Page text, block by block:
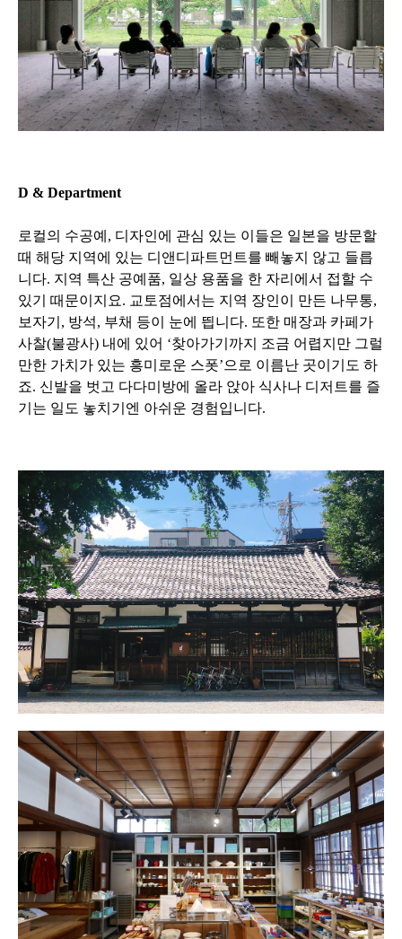
D & Department
로컬의 수공예, 디자인에 관심 있는 이들은 일본을 방문할
때 해당 지역에 있는 디앤디파트먼트를 빼놓지 않고 들릅
니다. 지역 특산 공예품, 일상 용품을 한 자리에서 접할 수
있기 때문이지요. 교토점에서는 지역 장인이 만든 나무통,
보자기, 방석, 부채 등이 눈에 띕니다. 또한 매장과 카페가
사찰(불광사) 내에 있어 ‘찾아가기까지 조금 어렵지만 그럴
만한 가치가 있는 흥미로운 스폿’으로 이름난 곳이기도 하
죠. 신발을 벗고 다다미방에 올라 앉아 식사나 디저트를 즐
기는 일도 놓치기엔 아쉬운 경험입니다.